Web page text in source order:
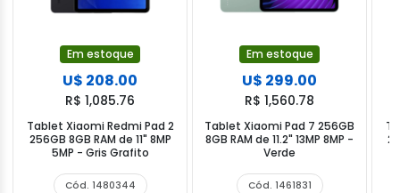
Em estoque
U$ 208.00
R$ 1,085.76
Tablet Xiaomi Redmi Pad 2
256GB 8GB RAM de 11" 8MP
5MP - Gris Grafito
Cód. 1480344
Em estoque
U$ 299.00
R$ 1,560.78
Tablet Xiaomi Pad 7 256GB
8GB RAM de 11.2" 13MP 8MP -
Verde
Cód. 1461831